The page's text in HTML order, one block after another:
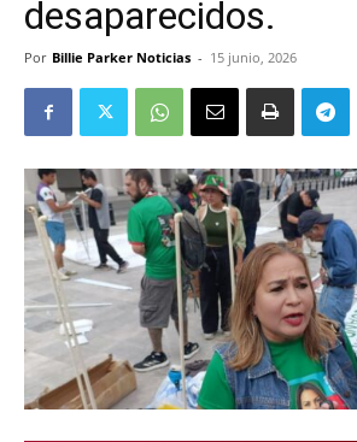
desaparecidos.
Por Billie Parker Noticias - 15 junio, 2026